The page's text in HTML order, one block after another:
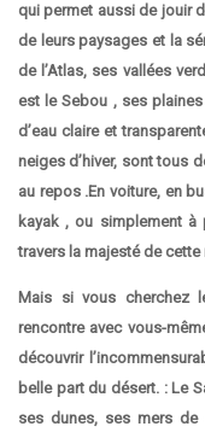
qui permet aussi de jouir
de leurs paysages et la
de l’Atlas, ses vallées
est le Sebou , ses
d’eau claire et
neiges d’hiver, sont tous
au repos .En voiture, en
kayak , ou simplement
travers la majesté de
Mais si vous cherchez
rencontre avec vous-
découvrir
belle part du désert. : Le
ses dunes, ses mers